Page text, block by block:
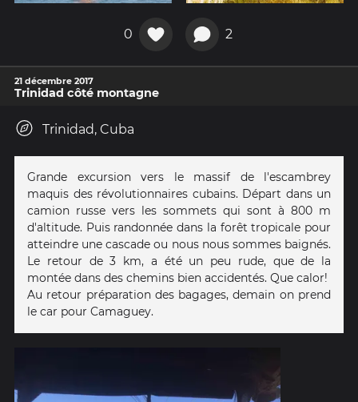
0 2
21 décembre 2017
Trinidad côté montagne
Trinidad, Cuba
Grande excursion vers le massif de l'escambrey
maquis des révolutionnaires cubains. Départ dans un
camion russe vers les sommets qui sont à 800 m
d'altitude. Puis randonnée dans la forêt tropicale pour
atteindre une cascade ou nous nous sommes baignés.
Le retour de 3 km, a été un peu rude, que de la
montée dans des chemins bien accidentés. Que calor!
Au retour préparation des bagages, demain on prend
le car pour Camaguey.